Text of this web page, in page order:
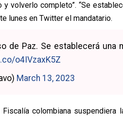
volverlo completo”. “Se
lunes en Twitter el mandatario.
de Paz. Se establecerá una
o4IVzaxK5Z
March 13, 2023
colombiana suspendiera